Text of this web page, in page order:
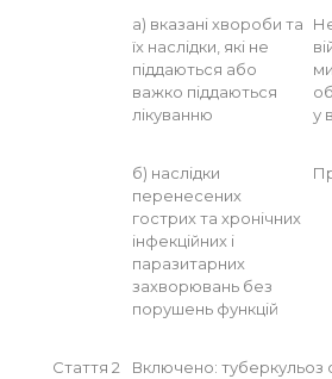
а) вказані хвороби та
їх наслідки, які не
піддаються або
важко піддаються
лікуванню
у
б) наслідки
перенесених
гострих та хронічних
інфекційних і
паразитарних
захворювань без
порушень функцій
Стаття 2
Включено: туберкульоз